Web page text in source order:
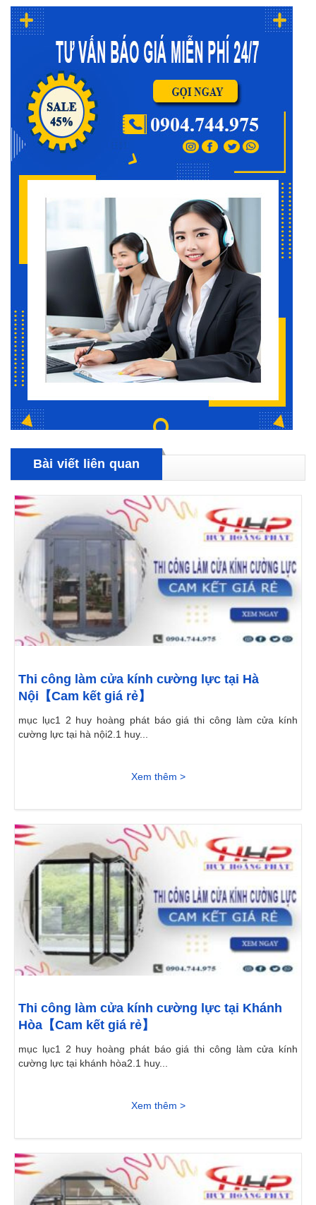
Bài viết liên quan
Thi công làm cửa kính cường lực tại Hà
Nội【Cam kết giá rẻ】
mục lục1 2 huy hoàng phát báo giá thi công làm cửa kính
cường lực tại hà nội2.1 huy...
Xem thêm >
Thi công làm cửa kính cường lực tại Khánh
Hòa【Cam kết giá rẻ】
mục lục1 2 huy hoàng phát báo giá thi công làm cửa kính
cường lực tại khánh hòa2.1 huy...
Xem thêm >